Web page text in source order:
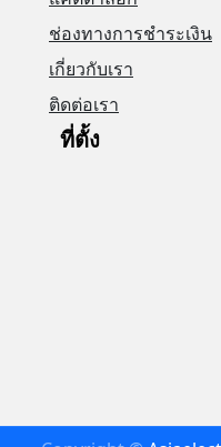
ช่องทางการชำระเงิน
เกี่ยวกับเรา
ติดต่อเรา
ที่ตั้ง